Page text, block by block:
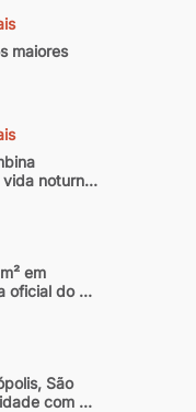
maiores
noturna
em
oficial do
São
com